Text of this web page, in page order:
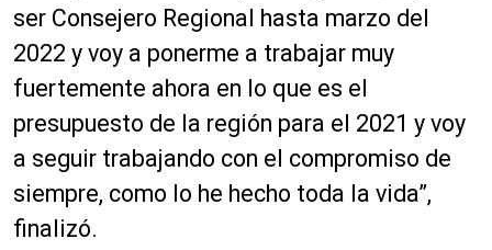
r
o
d
u
c
t
o
r
d
ser Consejero Regional hasta marzo del
2022 y voy a ponerme a trabajar muy
fuertemente ahora en lo que es el
presupuesto de la región para el 2021 y voy
a seguir trabajando con el compromiso de
siempre, como lo he hecho toda la vida”,
finalizó.